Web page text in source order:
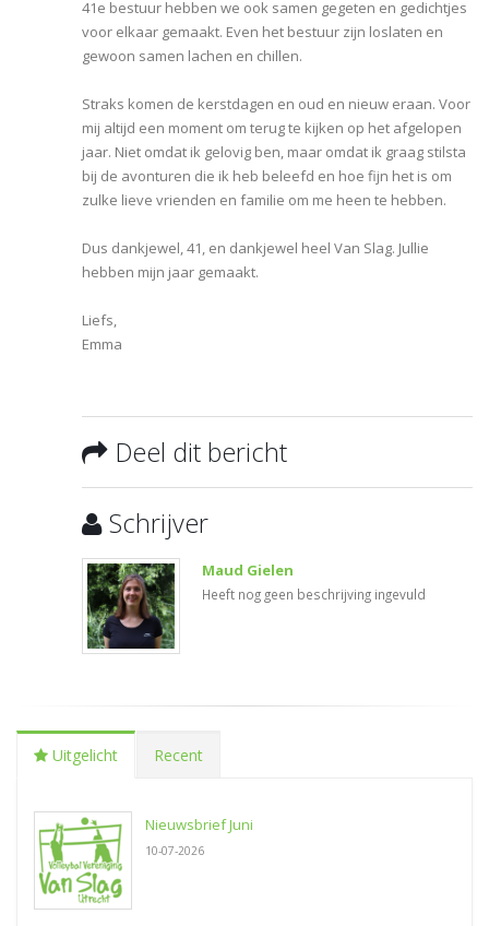
41e bestuur hebben we ook samen gegeten en gedichtjes
voor elkaar gemaakt. Even het bestuur zijn loslaten en
gewoon samen lachen en chillen.
Straks komen de kerstdagen en oud en nieuw eraan. Voor
mij altijd een moment om terug te kijken op het afgelopen
jaar. Niet omdat ik gelovig ben, maar omdat ik graag stilsta
bij de avonturen die ik heb beleefd en hoe fijn het is om
zulke lieve vrienden en familie om me heen te hebben.
Dus dankjewel, 41, en dankjewel heel Van Slag. Jullie
hebben mijn jaar gemaakt.
Liefs,
Emma
Deel dit bericht
Schrijver
Maud Gielen
Heeft nog geen beschrijving ingevuld
Uitgelicht Recent
Nieuwsbrief Juni
10-07-2026